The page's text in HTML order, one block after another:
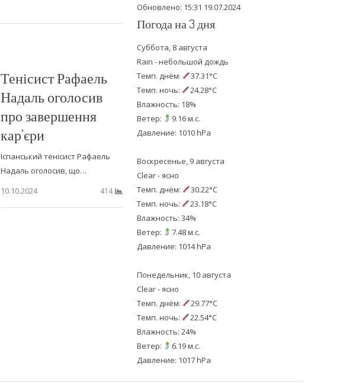
Тенісист Рафаель
Надаль оголосив
про завершення
кар’єри
Іспанський тенісист Рафаель
Надаль оголосив, що…
10.10.2024
414
Обновлено: 15:31 19.07.2024
Погода на 3 дня
Суббота, 8 августа
Rain - небольшой дождь
Темп. днём:
37.31°C
Темп. ночь:
24.28°C
Влажность: 18%
Ветер:
9.16 м.с.
Давление: 1010 hPa
Воскресенье, 9 августа
Clear - ясно
Темп. днём:
30.22°C
Темп. ночь:
23.18°C
Влажность: 34%
Ветер:
7.48 м.с.
Давление: 1014 hPa
Понедельник, 10 августа
Clear - ясно
Темп. днём:
29.77°C
Темп. ночь:
22.54°C
Влажность: 24%
Ветер:
6.19 м.с.
Давление: 1017 hPa